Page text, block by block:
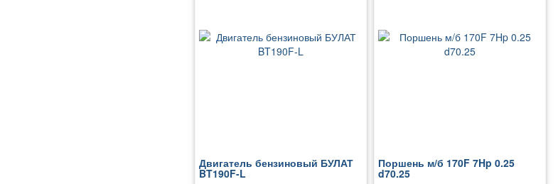
Двигатель бензиновый БУЛАТ
BT190F-L
Поршень м/б 170F 7Hp 0.25
d70.25